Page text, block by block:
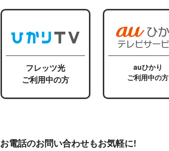
フレッツ光
ご利用中の方
auひかり
ご利用中の方
お電話のお問い合わせもお気軽に!